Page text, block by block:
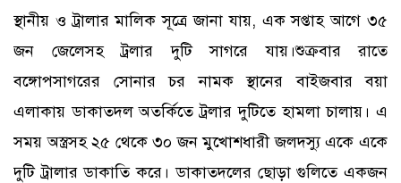
স্থানীয় ও ট্রালার মালিক সূত্রে জানা যায়, এক সপ্তাহ আগে ৩৫
জন জেলেসহ ট্রলার দুটি সাগরে যায়।শুক্রবার রাতে
বঙ্গোপসাগরের সোনার চর নামক স্থানের বাইজবার বয়া
এলাকায় ডাকাতদল অতর্কিতে ট্রলার দুটিতে হামলা চালায়। এ
সময় অস্ত্রসহ ২৫ থেকে ৩০ জন মুখোশধারী জলদস্যু একে একে
দুটি ট্রালার ডাকাতি করে। ডাকাতদলের ছোড়া গুলিতে একজন